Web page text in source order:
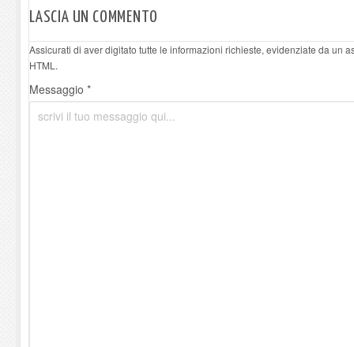
LASCIA UN COMMENTO
Assicurati di aver digitato tutte le informazioni richieste, evidenziate da un
HTML.
Messaggio *